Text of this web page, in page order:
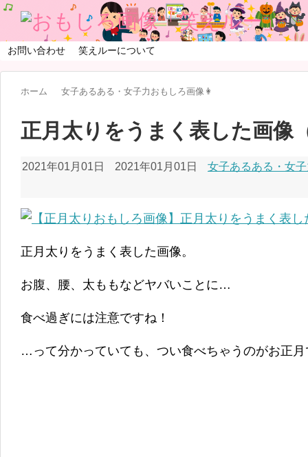
お問い合わせ 笑えルーについて
ホーム 女子あるある・女子力おもしろ画像👩
正月太りをうまく表した画像
2021年01月01日 2021年01月01日 女子あるある・女
正月太りをうまく表した画像。
お腹、腰、太ももなどヤバいことに…
食べ過ぎには注意ですね！
…って分かっていても、つい食べちゃうのがお正月